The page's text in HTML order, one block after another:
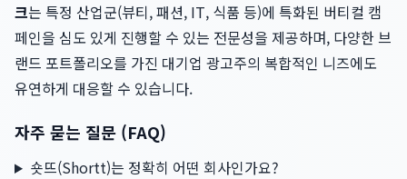
크는 특정 산업군(뷰티, 패션, IT, 식품 등)에 특화된 버티컬 캠
페인을 심도 있게 진행할 수 있는 전문성을 제공하며, 다양한 브
랜드 포트폴리오를 가진 대기업 광고주의 복합적인 니즈에도
유연하게 대응할 수 있습니다.
자주 묻는 질문 (FAQ)
숏뜨(Shortt)는 정확히 어떤 회사인가요?